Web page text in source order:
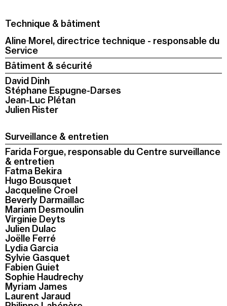
Technique & bâtiment
Aline Morel, directrice technique - responsable du
Service
Bâtiment & sécurité
David Dinh
Stéphane Espugne-Darses
Jean-Luc Plétan
Julien Rister
Surveillance & entretien
Farida Forgue, responsable du Centre surveillance
& entretien
Fatma Bekira
Hugo Bousquet
Jacqueline Croel
Beverly Darmaillac
Mariam Desmoulin
Virginie Deyts
Julien Dulac
Joëlle Ferré
Lydia Garcia
Sylvie Gasquet
Fabien Guiet
Sophie Haudrechy
Myriam James
Laurent Jaraud